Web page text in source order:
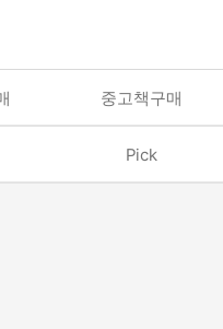
중고책구매
Pick